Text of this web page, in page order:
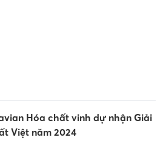
Hóa chất vinh dự nhận Giải
Việt năm 2024